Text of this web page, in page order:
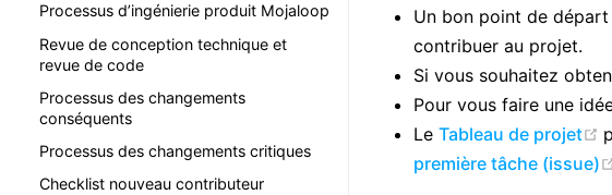
Processus d’ingénierie produit Mojaloop
Revue de conception technique et
revue de code
Processus des changements
conséquents
Processus des changements critiques
Checklist nouveau contributeur
Un bon point de
contribuer au projet.
Si vous souhaitez
Pour vous faire une
LeTableau de projet
première tâche (issue)